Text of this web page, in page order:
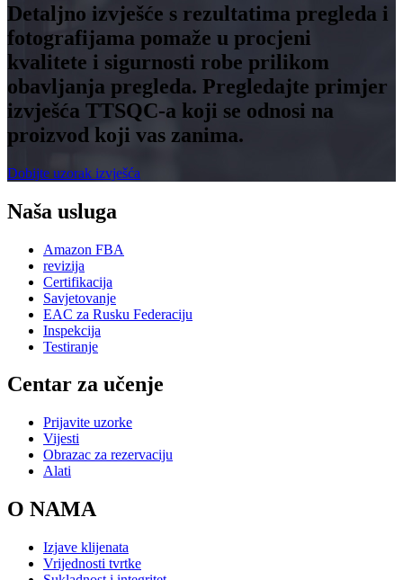
Detaljno izvješće s rezultatima pregleda i
fotografijama pomaže u procjeni
kvalitete i sigurnosti robe prilikom
obavljanja pregleda. Pregledajte primjer
izvješća TTSQC-a koji se odnosi na
proizvod koji vas zanima.
Dobijte uzorak izvješća
Naša usluga
Amazon FBA
revizija
Certifikacija
Savjetovanje
EAC za Rusku Federaciju
Inspekcija
Testiranje
Centar za učenje
Prijavite uzorke
Vijesti
Obrazac za rezervaciju
Alati
O NAMA
Izjave klijenata
Vrijednosti tvrtke